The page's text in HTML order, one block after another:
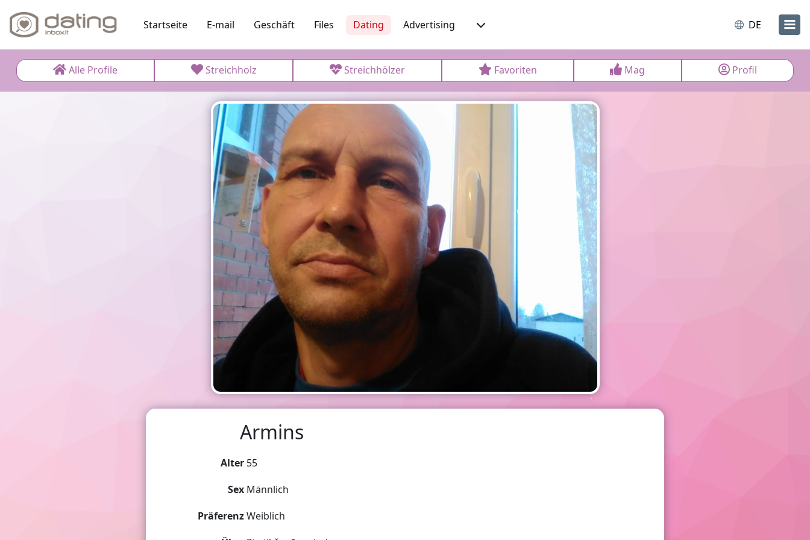
Startseite E-mail Geschäft Files Dating Advertising DE
Alle Profile Streichholz Streichhölzer Favoriten Mag Profil
Armins
Alter 55
Sex Männlich
PräferenzWeiblich